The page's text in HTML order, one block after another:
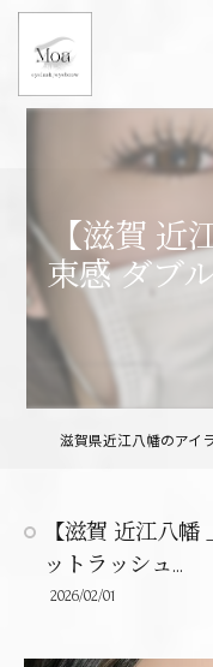
【滋賀 近
束感 ダブ
【滋賀 近江八
ットラッシュ...
2026/02/01